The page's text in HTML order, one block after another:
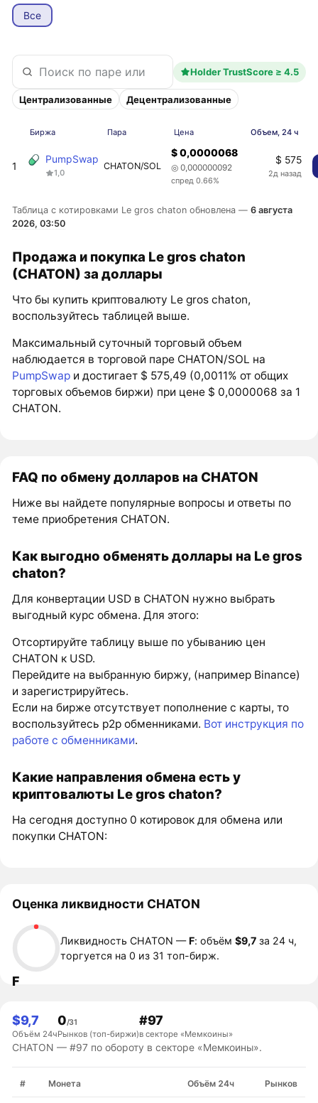
Все
Holder TrustScore ≥ 4.5
Централизованные Децентрализованные
Биржа Пара Цена Объем, 24 ч
1
PumpSwap
1,0
CHATON/SOL
$ 0,0000068
◎ 0,000000092
спред 0.66%
$ 575
2д назад
Таблица с котировками Le gros chaton обновлена —6 августа
2026, 03:50
Продажа и покупка Le gros chaton
(CHATON) за доллары
Что бы купить криптовалюту Le gros chaton,
воспользуйтесь таблицей выше.
Максимальный суточный торговый объем
наблюдается в торговой паре CHATON/SOL на
PumpSwap и достигает $ 575,49 (0,0011% от общих
торговых объемов биржи) при цене $ 0,0000068 за 1
CHATON.
FAQ по обмену долларов на CHATON
Ниже вы найдете популярные вопросы и ответы по
теме приобретения CHATON.
Как выгодно обменять доллары на Le gros
chaton?
Для конвертации USD в CHATON нужно выбрать
выгодный курс обмена. Для этого:
Отсортируйте таблицу выше по убыванию цен
CHATON к USD.
Перейдите на выбранную биржу, (например Binance)
и зарегистрируйтесь.
Если на бирже отсутствует пополнение с карты, то
воспользуйтесь p2p обменниками. Вот инструкция по
работе с обменниками.
Какие направления обмена есть у
криптовалюты Le gros chaton?
На сегодня доступно 0 котировок для обмена или
покупки CHATON:
Оценка ликвидности CHATON
F
Ликвидность CHATON —F: объём$9,7 за 24 ч,
торгуется на 0 из 31 топ-бирж.
$9,7
Объём 24ч
0/31
Рынков (топ-биржи)
#97
в секторе «Мемкоины»
CHATON — #97 по обороту в секторе «Мемкоины».
# Монета Объём 24ч Рынков